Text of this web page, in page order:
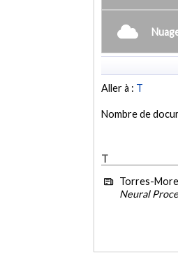
Aller à : T
Nombre de
T
Torres-
Neural